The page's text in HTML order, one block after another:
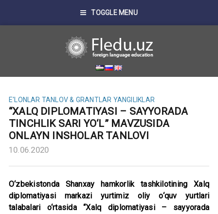
TOGGLE MENU
E'LONLAR TANLOV & GRANTLAR YANGILIKLAR
“XALQ DIPLOMATIYASI – SAYYORADA
TINCHLIK SARI YO‘L” MAVZUSIDA
ONLAYN INSHOLAR TANLOVI
10.06.2020
O‘zbekistonda Shanxay hamkorlik tashkilotining Xalq
diplomatiyasi markazi yurtimiz oliy o‘quv yurtlari
talabalari o‘rtasida “Xalq diplomatiyasi – sayyorada